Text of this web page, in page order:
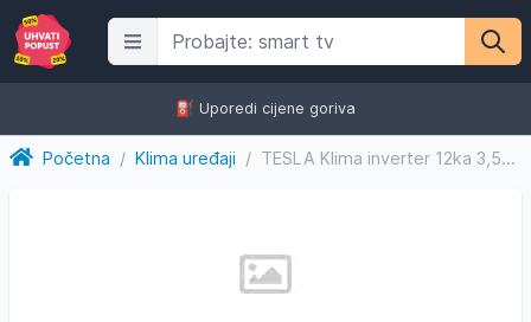
⛽️ Uporedi cijene goriva
Početna / Klima uređaji / TESLA Klima inverter 12ka 3,5kW TD34TP2T-1232IAW